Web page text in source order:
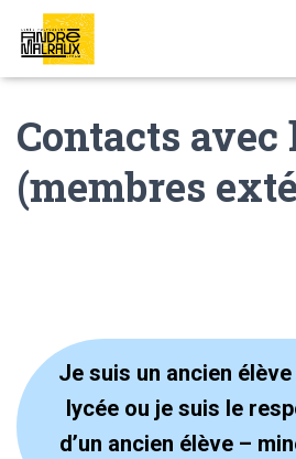
Contacts avec
(membres
Je suis un ancien
lycée ou je suis le
d’un ancien élève –